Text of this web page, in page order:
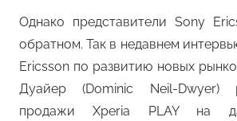
Однако представители Sony
обратном. Так в недавнем
Ericsson по развитию новых
Дуайер (Dominic Neil-Dwyer)
продажи Xperia PLAY на